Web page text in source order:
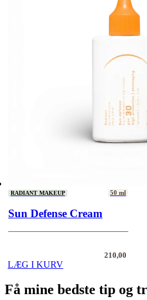
RADIANT MAKEUP 50 ml
Sun Defense Cream
210,00
LÆG I KURV
Få mine bedste tip og